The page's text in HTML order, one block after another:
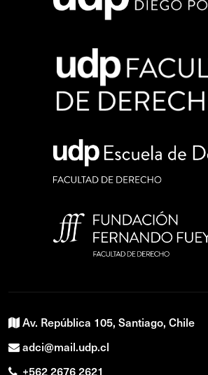
Av. República 105, Santiago, Chile
adci@mail.udp.cl
+562 2676 2621